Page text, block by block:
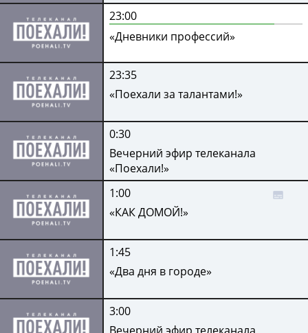
23:00
«Дневники профессий»
23:35
«Поехали за талантами!»
0:30
Вечерний эфир телеканала
«Поехали!»
1:00
«КАК ДОМОЙ!»
1:45
«Два дня в городе»
3:00